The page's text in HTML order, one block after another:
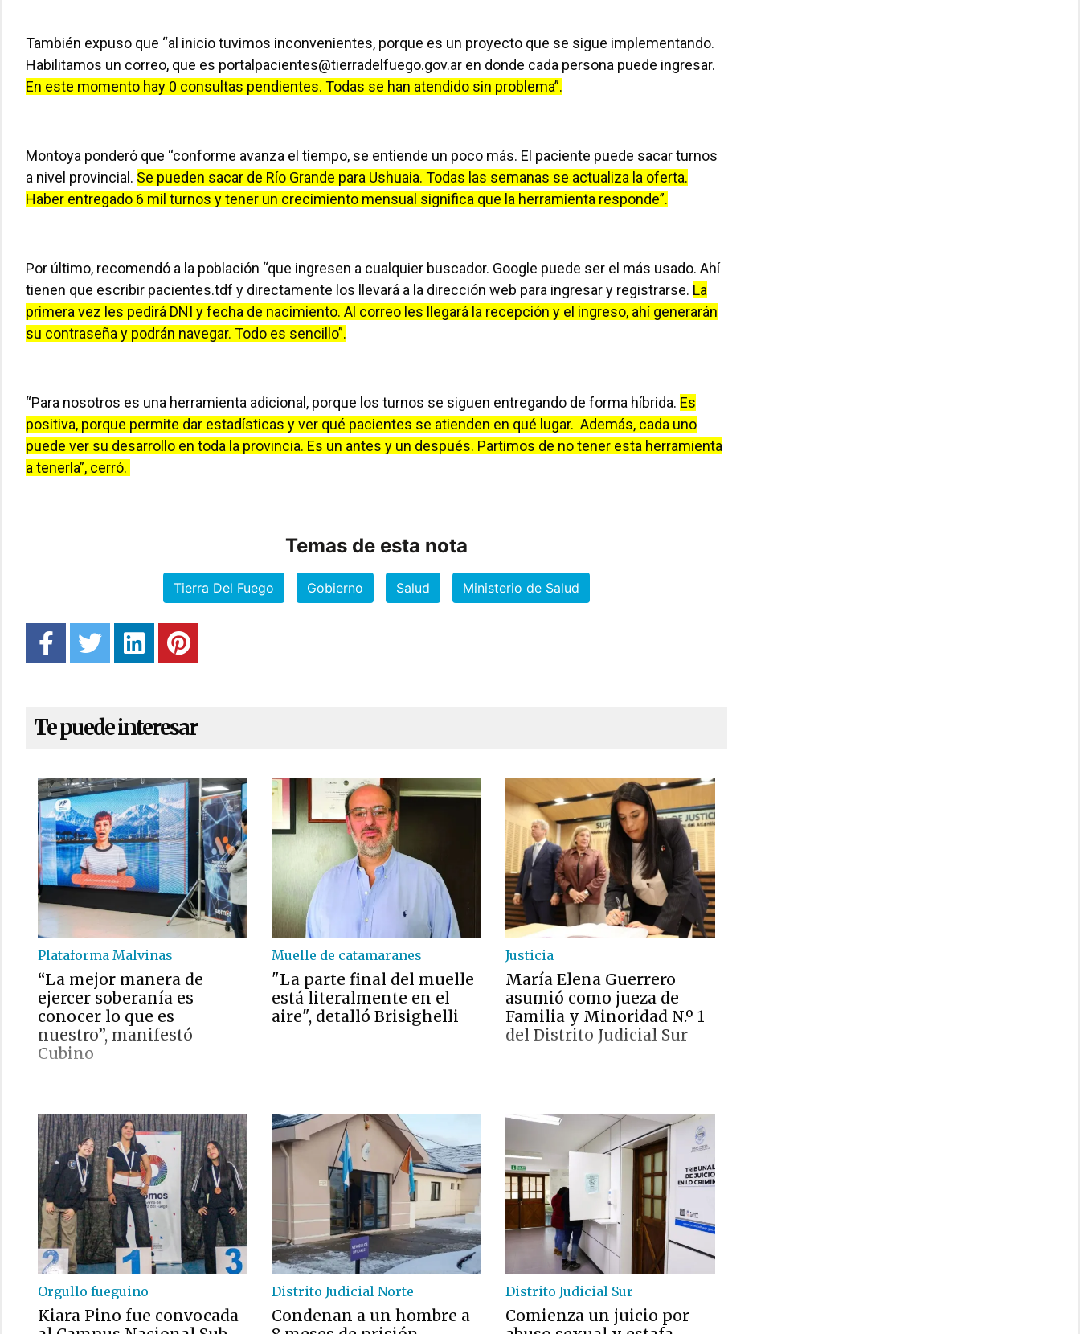
También expuso que “al inicio tuvimos inconvenientes, porque es un proyecto que se sigue implementando.
Habilitamos un correo, que es portalpacientes@tierradelfuego.gov.ar en donde cada persona puede ingresar.
En este momento hay 0 consultas pendientes. Todas se han atendido sin problema”.
Montoya ponderó que “conforme avanza el tiempo, se entiende un poco más. El paciente puede sacar turnos
a nivel provincial. Se pueden sacar de Río Grande para Ushuaia. Todas las semanas se actualiza la oferta.
Haber entregado 6 mil turnos y tener un crecimiento mensual significa que la herramienta responde”.
Por último, recomendó a la población “que ingresen a cualquier buscador. Google puede ser el más usado. Ahí
tienen que escribir pacientes.tdf y directamente los llevará a la dirección web para ingresar y registrarse. La
primera vez les pedirá DNI y fecha de nacimiento. Al correo les llegará la recepción y el ingreso, ahí generarán
su contraseña y podrán navegar. Todo es sencillo”.
“Para nosotros es una herramienta adicional, porque los turnos se siguen entregando de forma híbrida. Es
positiva, porque permite dar estadísticas y ver qué pacientes se atienden en qué lugar. Además, cada uno
puede ver su desarrollo en toda la provincia. Es un antes y un después. Partimos de no tener esta herramienta
a tenerla”, cerró.
Temas de esta nota
Tierra Del Fuego Gobierno Salud Ministerio de Salud
Te puede interesar
Plataforma Malvinas
“La mejor manera de
ejercer soberanía es
conocer lo que es
nuestro”, manifestó
Cubino
Muelle de catamaranes
"La parte final del muelle
está literalmente en el
aire", detalló Brisighelli
Justicia
María Elena Guerrero
asumió como jueza de
Familia y Minoridad N.º 1
del Distrito Judicial Sur
Orgullo fueguino
Kiara Pino fue convocada
Distrito Judicial Norte
Condenan a un hombre a
Distrito Judicial Sur
Comienza un juicio por